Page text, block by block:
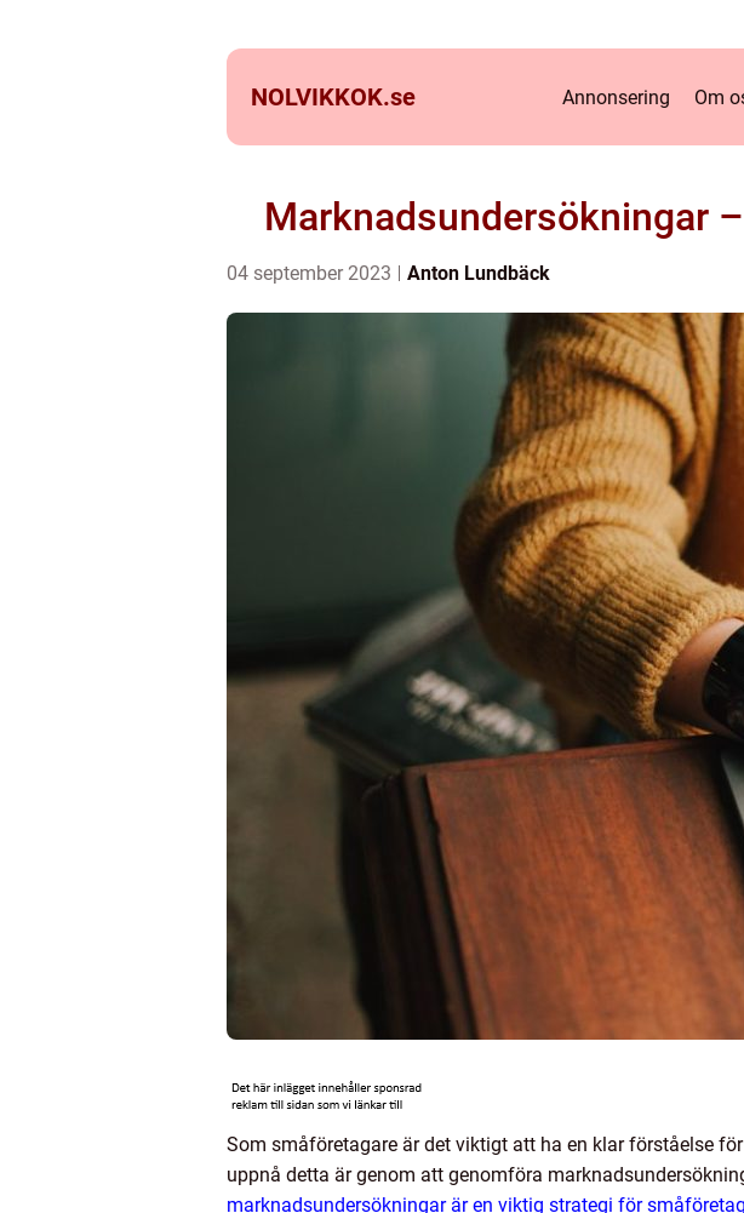
NOLVIKKOK.se Annonsering Om
Marknadsundersökningar
04 september 2023 Anton Lundbäck
Som småföretagare är det viktigt att ha en klar förståelse
uppnå detta är genom att genomföra
marknadsundersökningar är en viktig strategi för